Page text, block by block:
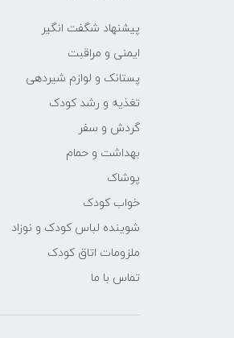
پیشنهاد شگفت انگیر
ایمنی و مراقبت
پستانک و لوازم شیردهی
تغذیه و رشد کودک
گردش و سفر
بهداشت و حمام
پوشاک
خواب کودک
شوینده لباس کودک و نوزاد
ملزومات اتاق کودک
تماس با ما